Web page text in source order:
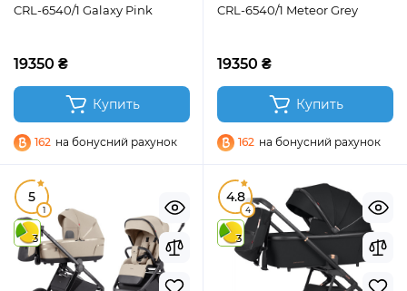
CRL-6540/1 Galaxy Pink
19350 ₴
Купить
162 на бонусний рахунок
CRL-6540/1 Meteor Grey
19350 ₴
Купить
162 на бонусний рахунок
5
1
3
4.8
4
3